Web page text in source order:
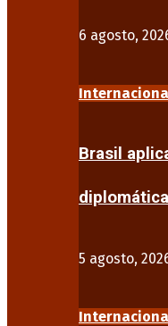
6 agosto,
Brasil
5 agosto,